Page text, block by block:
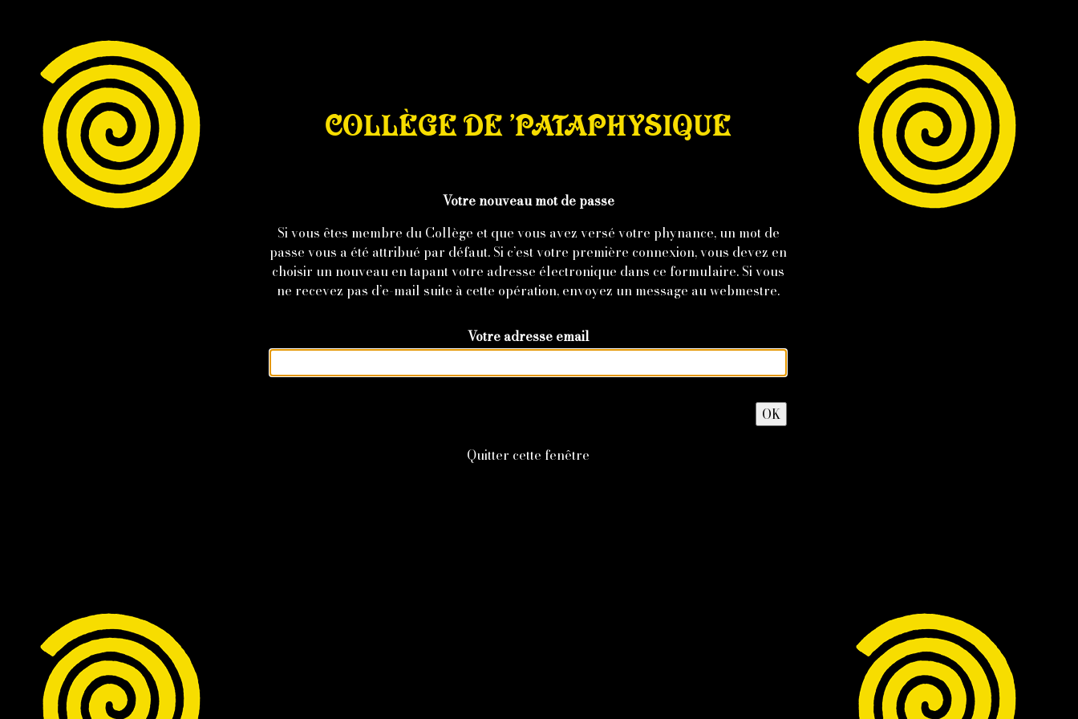
COLLÈGE DE ’PATAPHYSIQUE
Votre nouveau mot de passe
Si vous êtes membre du Collège et que vous avez versé votre phynance, un mot de
passe vous a été attribué par défaut. Si c’est votre première connexion, vous devez en
choisir un nouveau en tapant votre adresse électronique dans ce formulaire. Si vous
ne recevez pas d’e-mail suite à cette opération, envoyez un message au webmestre.
Votre adresse email
Quitter cette fenêtre